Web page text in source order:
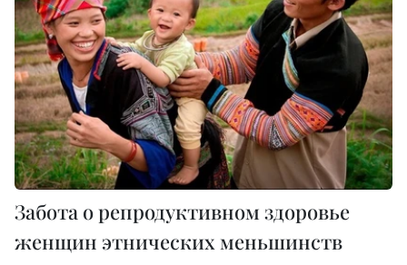
Забота о репродуктивном здоровье
женщин этнических меньшинств